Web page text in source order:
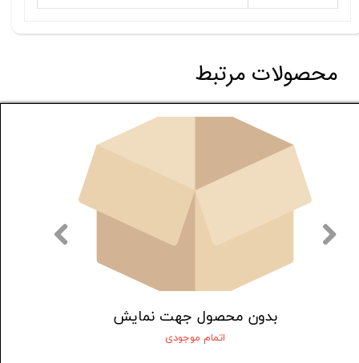
محصولات مرتبط
بدون محصول جهت نمایش
اتمام موجودی